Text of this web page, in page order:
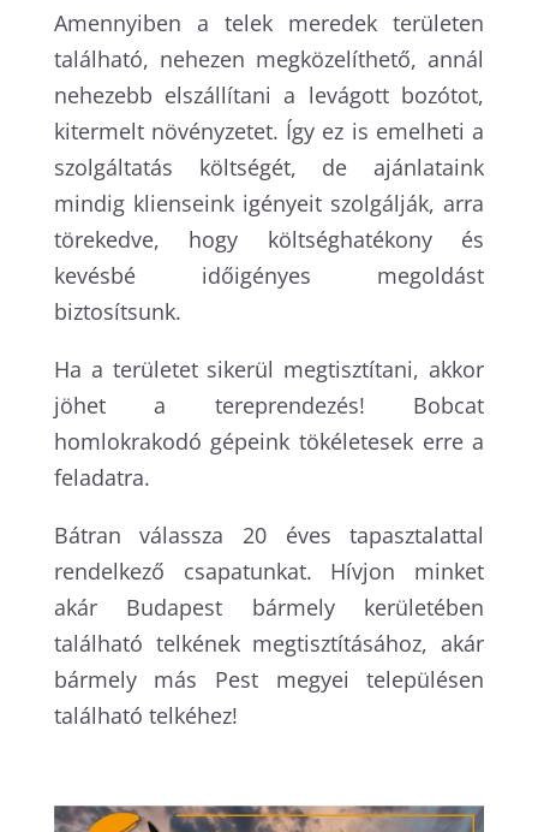
Amennyiben a telek meredek területen
található, nehezen megközelíthető, annál
nehezebb elszállítani a levágott bozótot,
kitermelt növényzetet. Így ez is emelheti a
szolgáltatás költségét, de ajánlataink
mindig klienseink igényeit szolgálják, arra
törekedve, hogy költséghatékony és
kevésbé időigényes megoldást
biztosítsunk.
Ha a területet sikerül megtisztítani, akkor
jöhet a tereprendezés! Bobcat
homlokrakodó gépeink tökéletesek erre a
feladatra.
Bátran válassza 20 éves tapasztalattal
rendelkező csapatunkat. Hívjon minket
akár Budapest bármely kerületében
található telkének megtisztításához, akár
bármely más Pest megyei településen
található telkéhez!